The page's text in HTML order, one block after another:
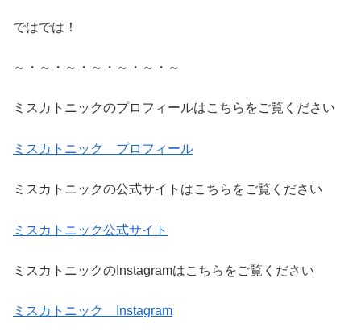
ではでは！
～・～・～・～・～・～・～
ミスカトニックのプロフィールはこちらをご覧ください
ミスカトニック プロフィール
ミスカトニックの公式サイトはこちらをご覧ください
ミスカトニック公式サイト
ミスカトニックのInstagramはこちらをご覧ください
ミスカトニック Instagram